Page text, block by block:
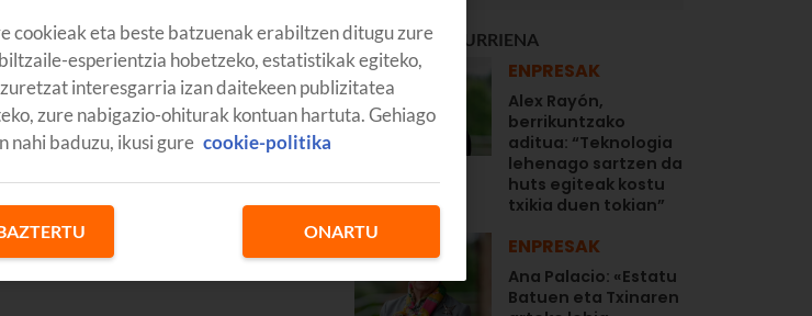
GEHIEN IRAKURRIENA
ENPRESAK
Alex Rayón,
berrikuntzako
aditua: “Teknologia
lehenago sartzen da
huts egiteak kostu
txikia duen tokian”
ENPRESAK
Ana Palacio: «Estatu
Batuen eta Txinaren
cookieak eta beste batzuenak erabiltzen ditugu zure
esperientzia hobetzeko, estatistikak egiteko,
interesgarria izan daitekeen publizitatea
zure nabigazio-ohiturak kontuan hartuta. Gehiago
nahi baduzu, ikusi gure cookie-politika
ONARTU